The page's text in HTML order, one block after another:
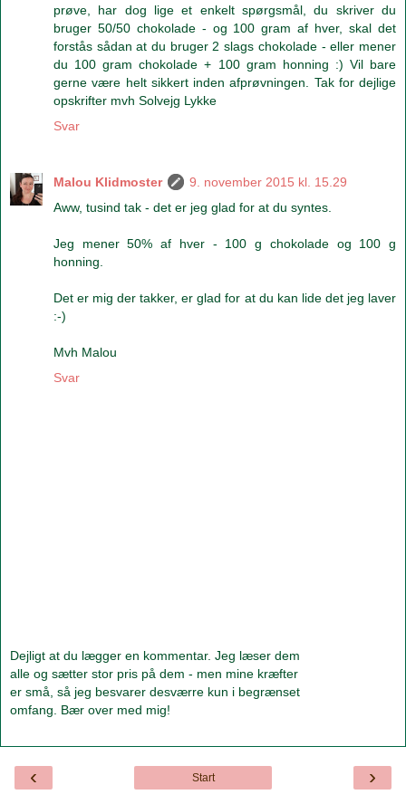
prøve, har dog lige et enkelt spørgsmål, du skriver du
bruger 50/50 chokolade - og 100 gram af hver, skal det
forstås sådan at du bruger 2 slags chokolade - eller mener
du 100 gram chokolade + 100 gram honning :) Vil bare
gerne være helt sikkert inden afprøvningen. Tak for dejlige
opskrifter mvh Solvejg Lykke
Svar
Malou Klidmoster
9. november 2015 kl. 15.29
Aww, tusind tak - det er jeg glad for at du syntes.
Jeg mener 50% af hver - 100 g chokolade og 100 g
honning.
Det er mig der takker, er glad for at du kan lide det jeg laver
:-)
Mvh Malou
Svar
Dejligt at du lægger en kommentar. Jeg læser dem
alle og sætter stor pris på dem - men mine kræfter
er små, så jeg besvarer desværre kun i begrænset
omfang. Bær over med mig!
‹ ›
Start